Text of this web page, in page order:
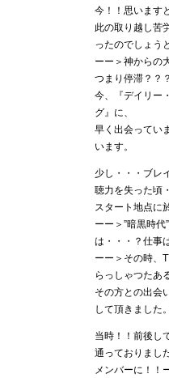
今！！思います
此の取り越し苦
ったのでしょう
ーー＞神からの
つまり停滞？？
今、『デイリー
グ』に、
早く出会ってい
います。
少し・・・ブレ
聴力を失った頃
スタート地点に
ーー＞”暗黒時
は・・・？仕事
ーー＞その時、
らっしゃつたあ
その方との出会
して頂きました
当時！！前後し
通っておりまし
メンバーに！！